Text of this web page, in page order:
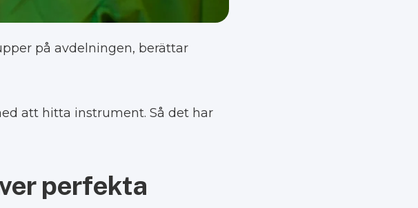
på avdelningen, berättar
att hitta instrument. Så det har
perfekta